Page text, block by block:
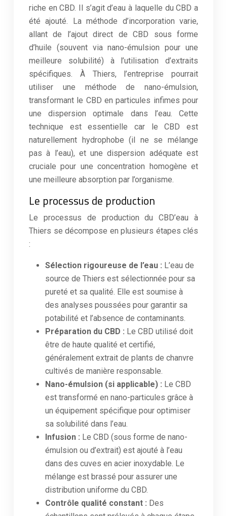
riche en CBD. Il s’agit d’eau à laquelle du CBD a
été ajouté. La méthode d’incorporation varie,
allant de l’ajout direct de CBD sous forme
d’huile (souvent via nano-émulsion pour une
meilleure solubilité) à l’utilisation d’extraits
spécifiques. À Thiers, l’entreprise pourrait
utiliser une méthode de nano-émulsion,
transformant le CBD en particules infimes pour
une dispersion optimale dans l’eau. Cette
technique est essentielle car le CBD est
naturellement hydrophobe (il ne se mélange
pas à l’eau), et une dispersion adéquate est
cruciale pour une concentration homogène et
une meilleure absorption par l’organisme.
Le processus de production
Le processus de production du CBD’eau à
Thiers se décompose en plusieurs étapes clés
:
Sélection rigoureuse de l’eau : L’eau de
source de Thiers est sélectionnée pour sa
pureté et sa qualité. Elle est soumise à
des analyses poussées pour garantir sa
potabilité et l’absence de contaminants.
Préparation du CBD : Le CBD utilisé doit
être de haute qualité et certifié,
généralement extrait de plants de chanvre
cultivés de manière responsable.
Nano-émulsion (si applicable) : Le CBD
est transformé en nano-particules grâce à
un équipement spécifique pour optimiser
sa solubilité dans l’eau.
Infusion : Le CBD (sous forme de nano-
émulsion ou d’extrait) est ajouté à l’eau
dans des cuves en acier inoxydable. Le
mélange est brassé pour assurer une
distribution uniforme du CBD.
Contrôle qualité constant : Des